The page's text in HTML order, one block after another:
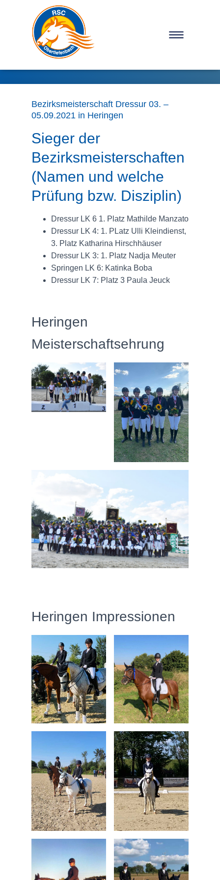
Bezirksmeisterschaft Dressur 03. –
05.09.2021 in Heringen
Sieger der
Bezirksmeisterschaften
(Namen und welche
Prüfung bzw. Disziplin)
Dressur LK 6 1. Platz Mathilde Manzato
Dressur LK 4: 1. PLatz Ulli Kleindienst,
3. Platz Katharina Hirschhäuser
Dressur LK 3: 1. Platz Nadja Meuter
Springen LK 6: Katinka Boba
Dressur LK 7: Platz 3 Paula Jeuck
Heringen
Meisterschaftsehrung
Heringen Impressionen